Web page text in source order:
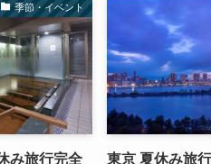
季節・イベント
み旅行完全
東京 夏休み旅